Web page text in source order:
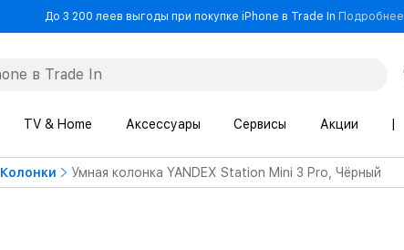
До 3 200 леев выгоды при покупке iPhone в Trade In Подробнее
TV & Home Аксессуары Сервисы Акции
Колонки Умная колонка YANDEX Station Mini 3 Pro, Чёрный